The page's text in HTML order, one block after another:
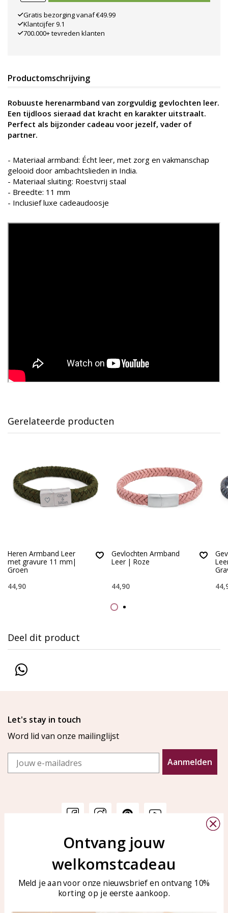
Gratis bezorging vanaf €49.99
Klantcijfer 9.1
700.000+ tevreden klanten
Productomschrijving
Robuuste herenarmband van zorgvuldig gevlochten leer.
Een tijdloos sieraad dat kracht en karakter uitstraalt.
Perfect als bijzonder cadeau voor jezelf, vader of
partner.
- Materiaal armband: Écht leer, met zorg en vakmanschap
gelooid door ambachtslieden in India.
- Materiaal sluiting: Roestvrij staal
- Breedte: 11 mm
- Inclusief luxe cadeaudoosje
Gerelateerde producten
Heren Armband Leer
met gravure 11 mm|
Groen
44,90
Gevlochten Armband
Leer | Roze
44,90
Deel dit product
Let's stay in touch
Word lid van onze mailinglijst
Email
Aanmelden
Veelgestelde vragen
Sieraden onderhouden
KAYA Sieraden
Bellen of WhatsApp Ma-Vr
tussen 09:00-17:00
Tel: 0850003187
WhatsApp: 0850003187
Ontvang jouw
welkomstcadeau
Meld je aan voor onze nieuwsbrief en ontvang 10%
korting op je eerste aankoop.